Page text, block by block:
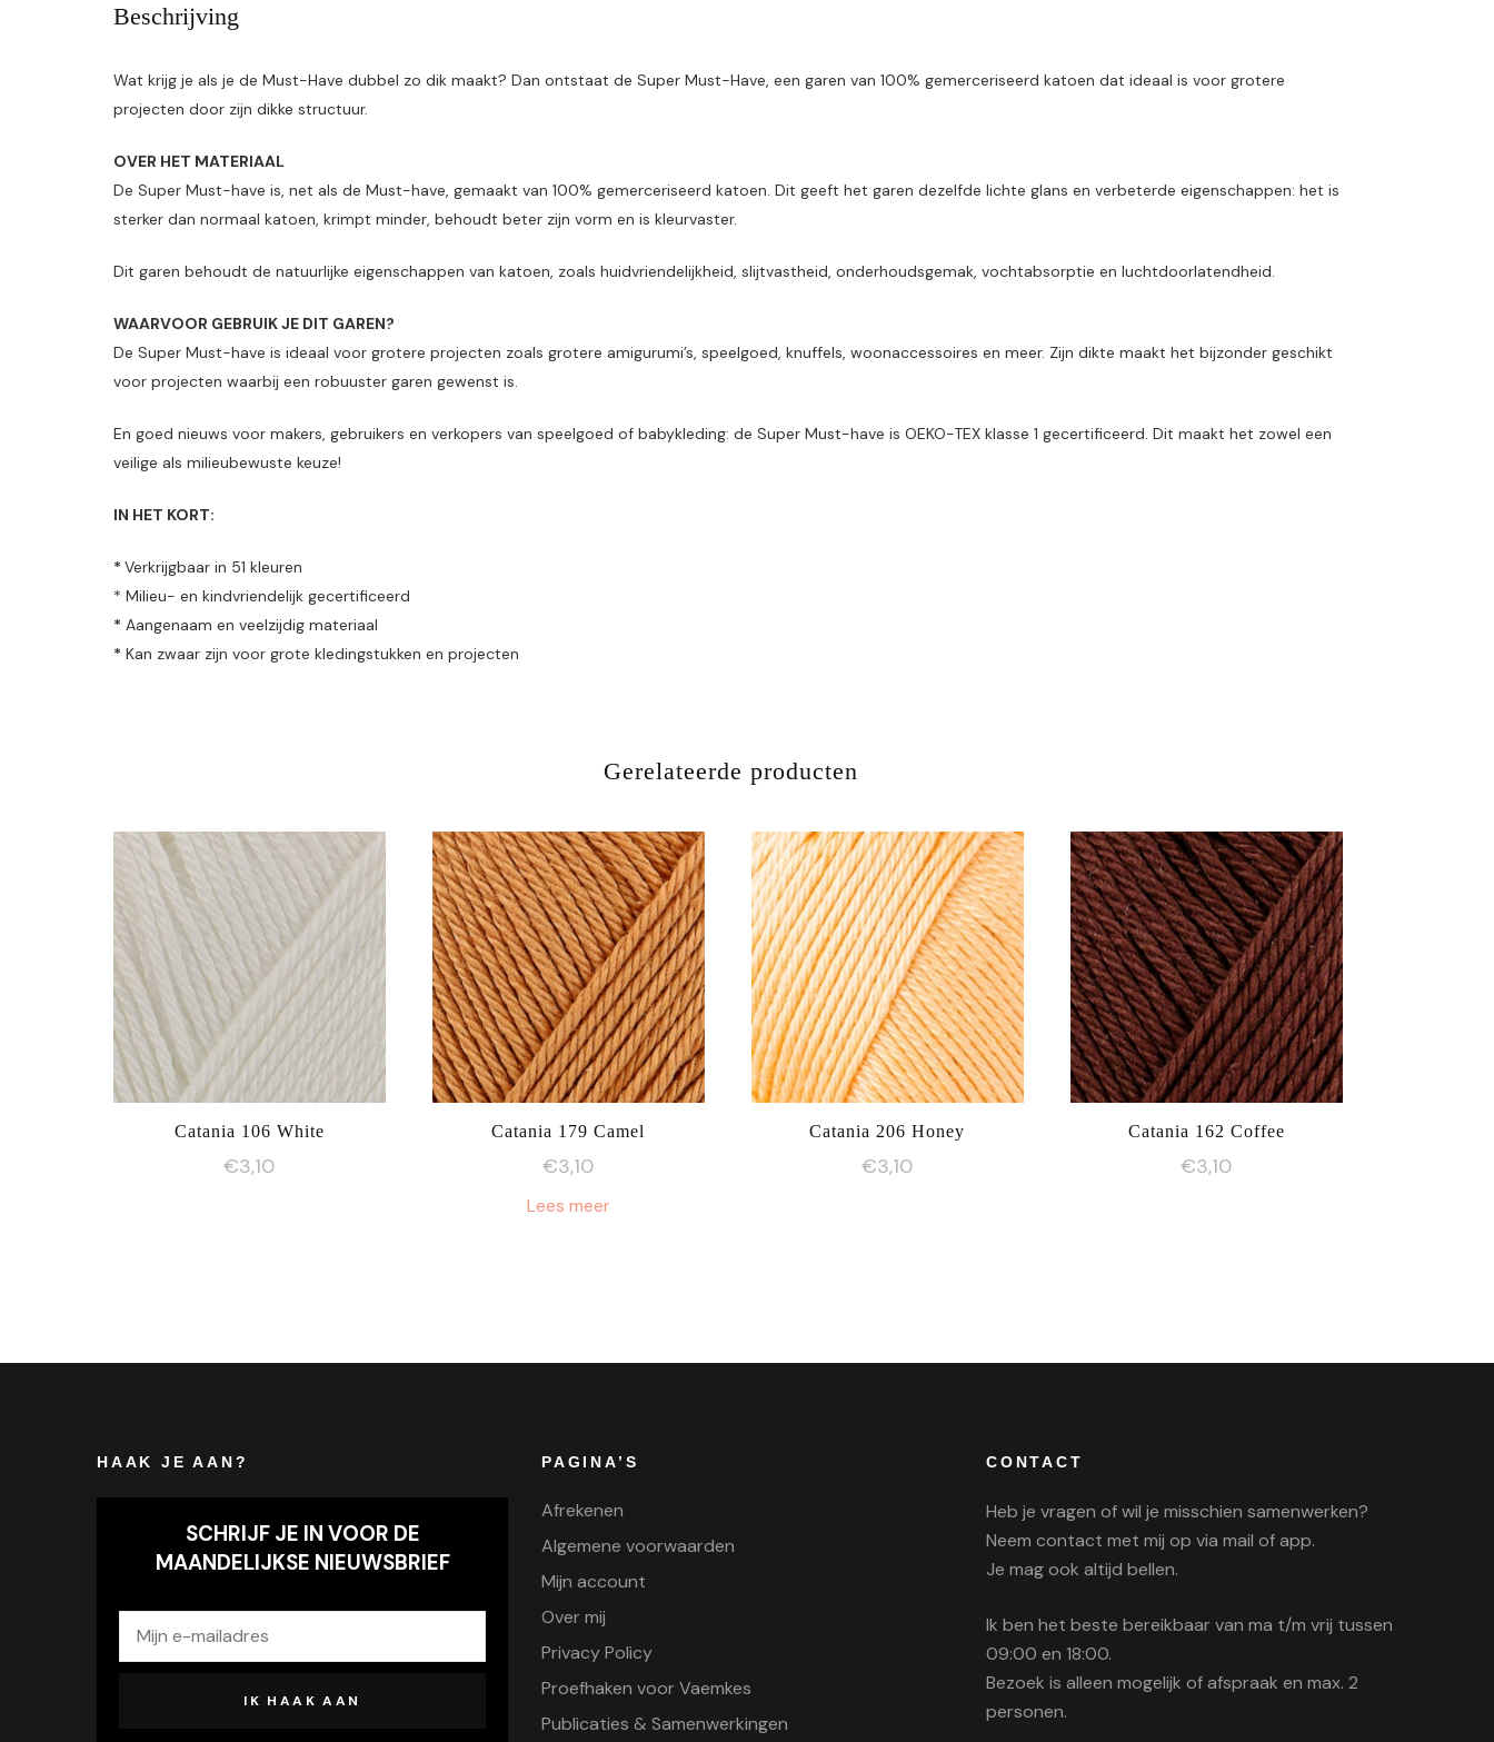
Beschrijving
Wat krijg je als je de Must-Have dubbel zo dik maakt? Dan ontstaat de Super Must-Have, een garen van 100% gemerceriseerd katoen dat ideaal is voor grotere
projecten door zijn dikke structuur.
OVER HET MATERIAAL
De Super Must-have is, net als de Must-have, gemaakt van 100% gemerceriseerd katoen. Dit geeft het garen dezelfde lichte glans en verbeterde eigenschappen: het is
sterker dan normaal katoen, krimpt minder, behoudt beter zijn vorm en is kleurvaster.
Dit garen behoudt de natuurlijke eigenschappen van katoen, zoals huidvriendelijkheid, slijtvastheid, onderhoudsgemak, vochtabsorptie en luchtdoorlatendheid.
WAARVOOR GEBRUIK JE DIT GAREN?
De Super Must-have is ideaal voor grotere projecten zoals grotere amigurumi’s, speelgoed, knuffels, woonaccessoires en meer. Zijn dikte maakt het bijzonder geschikt
voor projecten waarbij een robuuster garen gewenst is.
En goed nieuws voor makers, gebruikers en verkopers van speelgoed of babykleding: de Super Must-have is OEKO-TEX klasse 1 gecertificeerd. Dit maakt het zowel een
veilige als milieubewuste keuze!
IN HET KORT:
* Verkrijgbaar in 51 kleuren
* Milieu- en kindvriendelijk gecertificeerd
* Aangenaam en veelzijdig materiaal
* Kan zwaar zijn voor grote kledingstukken en projecten
Gerelateerde producten
Catania 106 White
€3,10
Catania 179 Camel
€3,10
Lees meer
Catania 206 Honey
€3,10
Catania 162 Coffee
€3,10
HAAK JE AAN?
SCHRIJF JE IN VOOR DE
MAANDELIJKSE NIEUWSBRIEF
PAGINA’S
Afrekenen
Algemene voorwaarden
Mijn account
Over mij
Privacy Policy
Proefhaken voor Vaemkes
Publicaties & Samenwerkingen
CONTACT
Heb je vragen of wil je misschien samenwerken?
Neem contact met mij op via mail of app.
Je mag ook altijd bellen.
Ik ben het beste bereikbaar van ma t/m vrij tussen
09:00 en 18:00.
Bezoek is alleen mogelijk of afspraak en max. 2
personen.